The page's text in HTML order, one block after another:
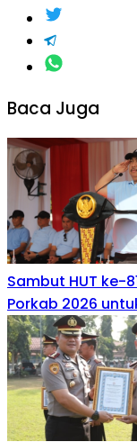
Baca Juga
Sambut HUT ke-
Porkab 2026